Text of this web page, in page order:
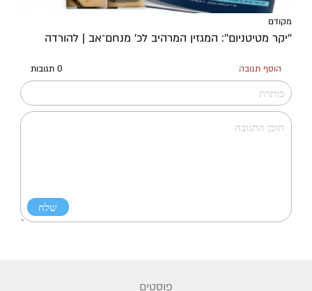
מקודם
''יקר מטיטניום'': המגזין המרהיב לכ’ מנחם־אב | להורדה
הוסף תגובה 0 תגובות
פוסטים